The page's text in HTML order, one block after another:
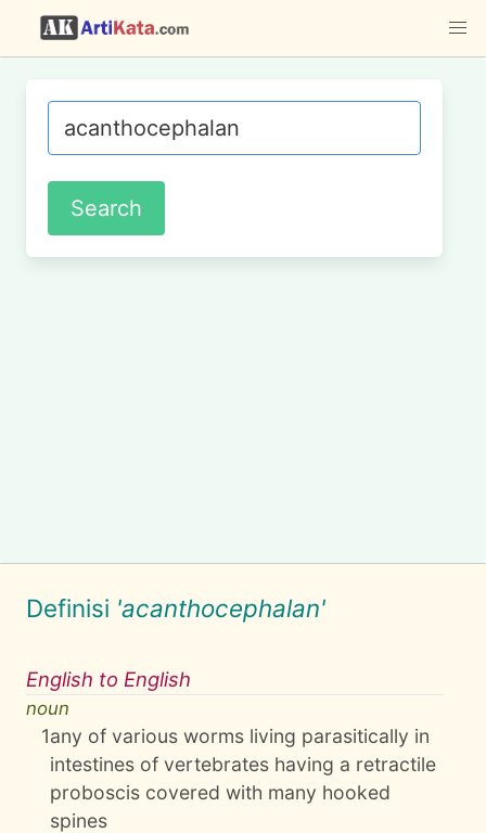
Definisi 'acanthocephalan'
English to English
noun
1any of various worms living parasitically in
intestines of vertebrates having a retractile
proboscis covered with many hooked
spines